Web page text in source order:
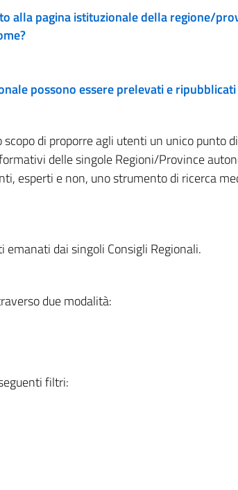
alla pagina istituzionale della regione/
possono essere prelevati e
di proporre agli utenti un unico punto
delle singole Regioni/Province
esperti e non, uno strumento di ricerca
dai singoli Consigli Regionali.
due modalità:
filtri: